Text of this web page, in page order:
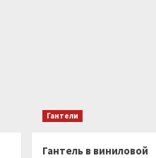
Гантели
Гантель в виниловой